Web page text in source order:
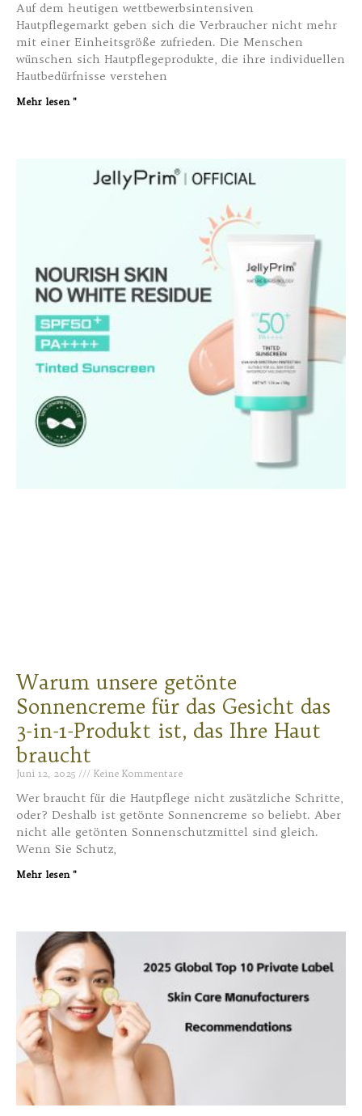
Auf dem heutigen wettbewerbsintensiven
Hautpflegemarkt geben sich die Verbraucher nicht mehr
mit einer Einheitsgröße zufrieden. Die Menschen
wünschen sich Hautpflegeprodukte, die ihre individuellen
Hautbedürfnisse verstehen
Mehr lesen "
Warum unsere getönte
Sonnencreme für das Gesicht das
3-in-1-Produkt ist, das Ihre Haut
braucht
Juni 12, 2025 Keine Kommentare
Wer braucht für die Hautpflege nicht zusätzliche Schritte,
oder? Deshalb ist getönte Sonnencreme so beliebt. Aber
nicht alle getönten Sonnenschutzmittel sind gleich.
Wenn Sie Schutz,
Mehr lesen "